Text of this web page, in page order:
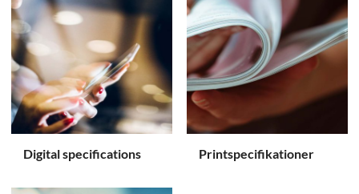
Digital specifications Printspecifikationer